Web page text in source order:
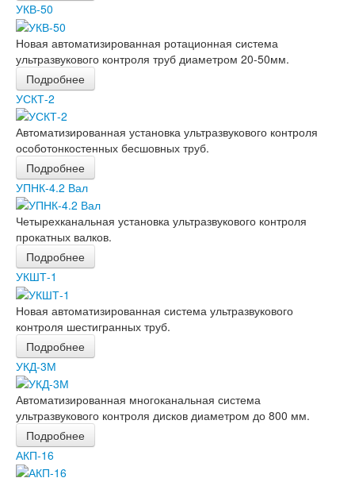
УКВ-50
Новая автоматизированная ротационная система
ультразвукового контроля труб диаметром 20-50мм.
Подробнее
УСКТ-2
Автоматизированная установка ультразвукового контроля
особотонкостенных бесшовных труб.
Подробнее
УПНК-4.2 Вал
Четырехканальная установка ультразвукового контроля
прокатных валков.
Подробнее
УКШТ-1
Новая автоматизированная система ультразвукового
контроля шестигранных труб.
Подробнее
УКД-3М
Автоматизированная многоканальная система
ультразвукового контроля дисков диаметром до 800 мм.
Подробнее
АКП-16